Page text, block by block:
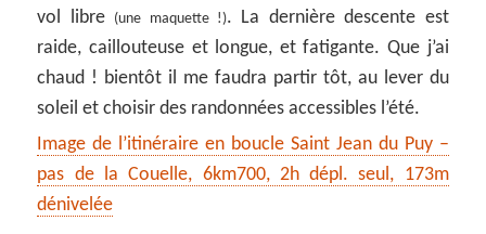
vol libre (une maquette !). La dernière descente est
raide, caillouteuse et longue, et fatigante. Que j’ai
chaud ! bientôt il me faudra partir tôt, au lever du
soleil et choisir des randonnées accessibles l’été.
Image de l’itinéraire en boucle Saint Jean du Puy –
pas de la Couelle, 6km700, 2h dépl. seul, 173m
dénivelée